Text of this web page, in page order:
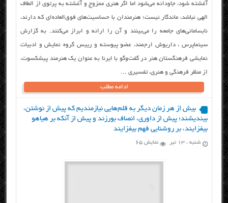
آغشته شود، جاودانه می‌شود اما اگر هنری ممزوج و آغشته به پرتوی از الطاف
الهی نباشد، ماندگار نیست؛ هنرمندان با حساسیت‌های فوق‌العاده‌ای که دارند،
نابسامانی‌های جامعه را می‌بینند و آن را ارائه و ابراز می‌کنند. به گزارش
سینماپرس ، داریوش ارجمند، عضو پیوسته و رییس گروه نمایش و ادبیات
نمایشی فرهنگستان هنر در گفت‌وگو با ایرنا به عنوان یک هنرمند پیشکسوت،
از منظر فرهنگی و هنری، تفسیری ...
ادامه مطلب
بیش از هر زمان دیگر به قلم‌هایی نیازمندیم که پیش از نوشتن،
بیندیشند؛ پیش از داوری، انصاف بورزند و پیش از آنکه بر هیاهو
بیفزایند، بر روشنایی فهم بیفزایند
شنبه ، ۱۳ تیر نمایش 65